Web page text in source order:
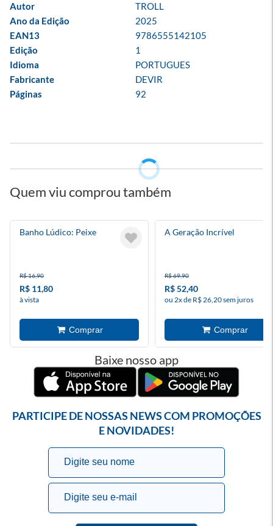
Autor
TROLL
Ano da Edição
2025
EAN13
9786555142105
Edição
1
Idioma
PORTUGUES
Fabricante
DEVIR
Páginas
92
Quem viu comprou também
Banho Lúdico: Peixe
R$ 16,90
R$ 11,80
à vista
A Geração Incrível
R$ 69,90
R$ 52,40
ou 2x de R$ 26,20 sem juros
Baixe nosso app
PARTICIPE DE NOSSAS NEWS COM PROMOÇÕES
E NOVIDADES!